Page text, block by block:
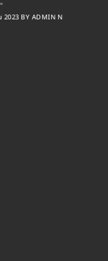
2023 BY ADMIN N